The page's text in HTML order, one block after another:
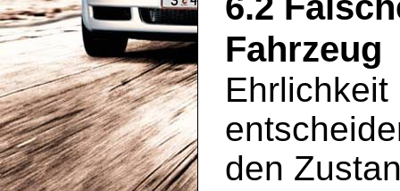
Fahrzeug
Ehrlichkeit
den